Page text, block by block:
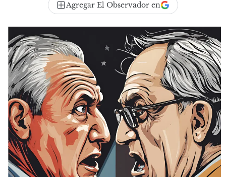
Agregar El Observador en